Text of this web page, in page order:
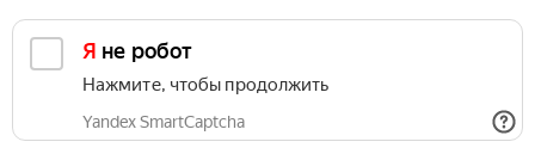
Я не робот
Нажмите, чтобы продолжить
Yandex SmartCaptcha